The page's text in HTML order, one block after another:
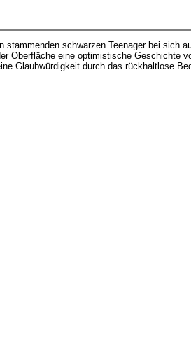
schwarzen Teenager bei sich
Oberfläche eine optimistische Geschichte
Glaubwürdigkeit durch das rückhaltlose